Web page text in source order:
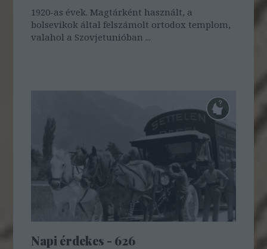
1920-as évek. Magtárként használt, a
bolsevikok által felszámolt ortodox templom,
valahol a Szovjetunióban ...
Napi érdekes - 626